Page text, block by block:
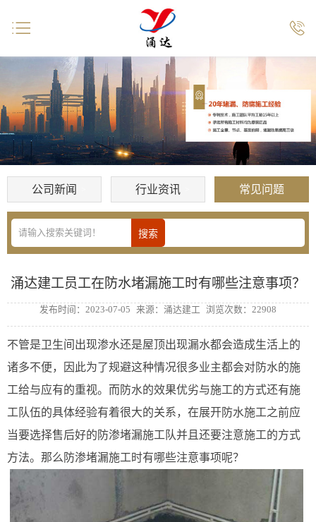
公司新闻 行业资讯 常见问题
涌达建工员工在防水堵漏施工时有哪些注意事项？
发布时间：2023-07-05 来源：涌达建工 浏览次数：22908
不管是卫生间出现渗水还是屋顶出现漏水都会造成生活上的
诸多不便，因此为了规避这种情况很多业主都会对防水的施
工给与应有的重视。而防水的效果优劣与施工的方式还有施
工队伍的具体经验有着很大的关系，在展开防水施工之前应
当要选择售后好的防渗堵漏施工队并且还要注意施工的方式
方法。那么防渗堵漏施工时有哪些注意事项呢？
 